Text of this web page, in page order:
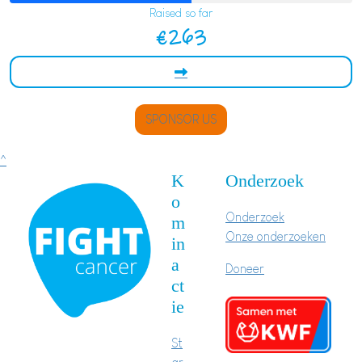
Raised so far
€263
SPONSOR US
^
K
o
m
in
a
ct
ie
St
Onderzoek
Onderzoek
Onze onderzoeken
Doneer